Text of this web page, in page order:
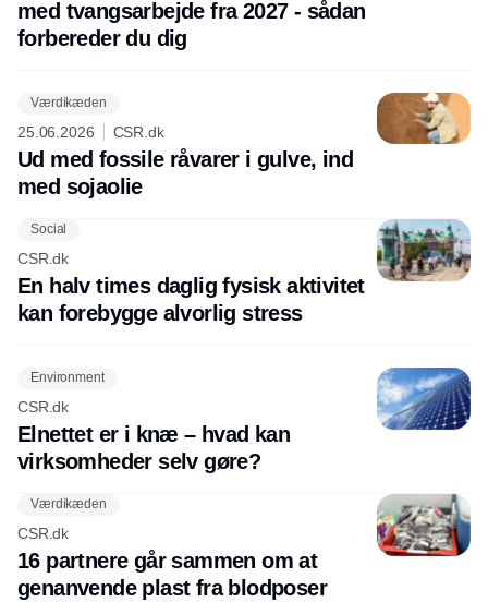
med tvangsarbejde fra 2027 - sådan
forbereder du dig
Værdikæden
25.06.2026 CSR.dk
Ud med fossile råvarer i gulve, ind
med sojaolie
Social
CSR.dk
En halv times daglig fysisk aktivitet
kan forebygge alvorlig stress
Environment
CSR.dk
Elnettet er i knæ – hvad kan
virksomheder selv gøre?
Værdikæden
CSR.dk
16 partnere går sammen om at
genanvende plast fra blodposer